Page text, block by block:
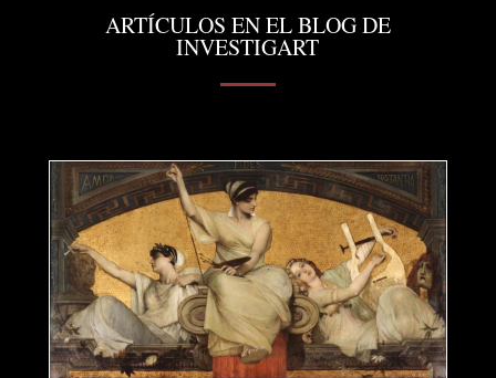
ARTÍCULOS EN EL BLOG DE
INVESTIGART